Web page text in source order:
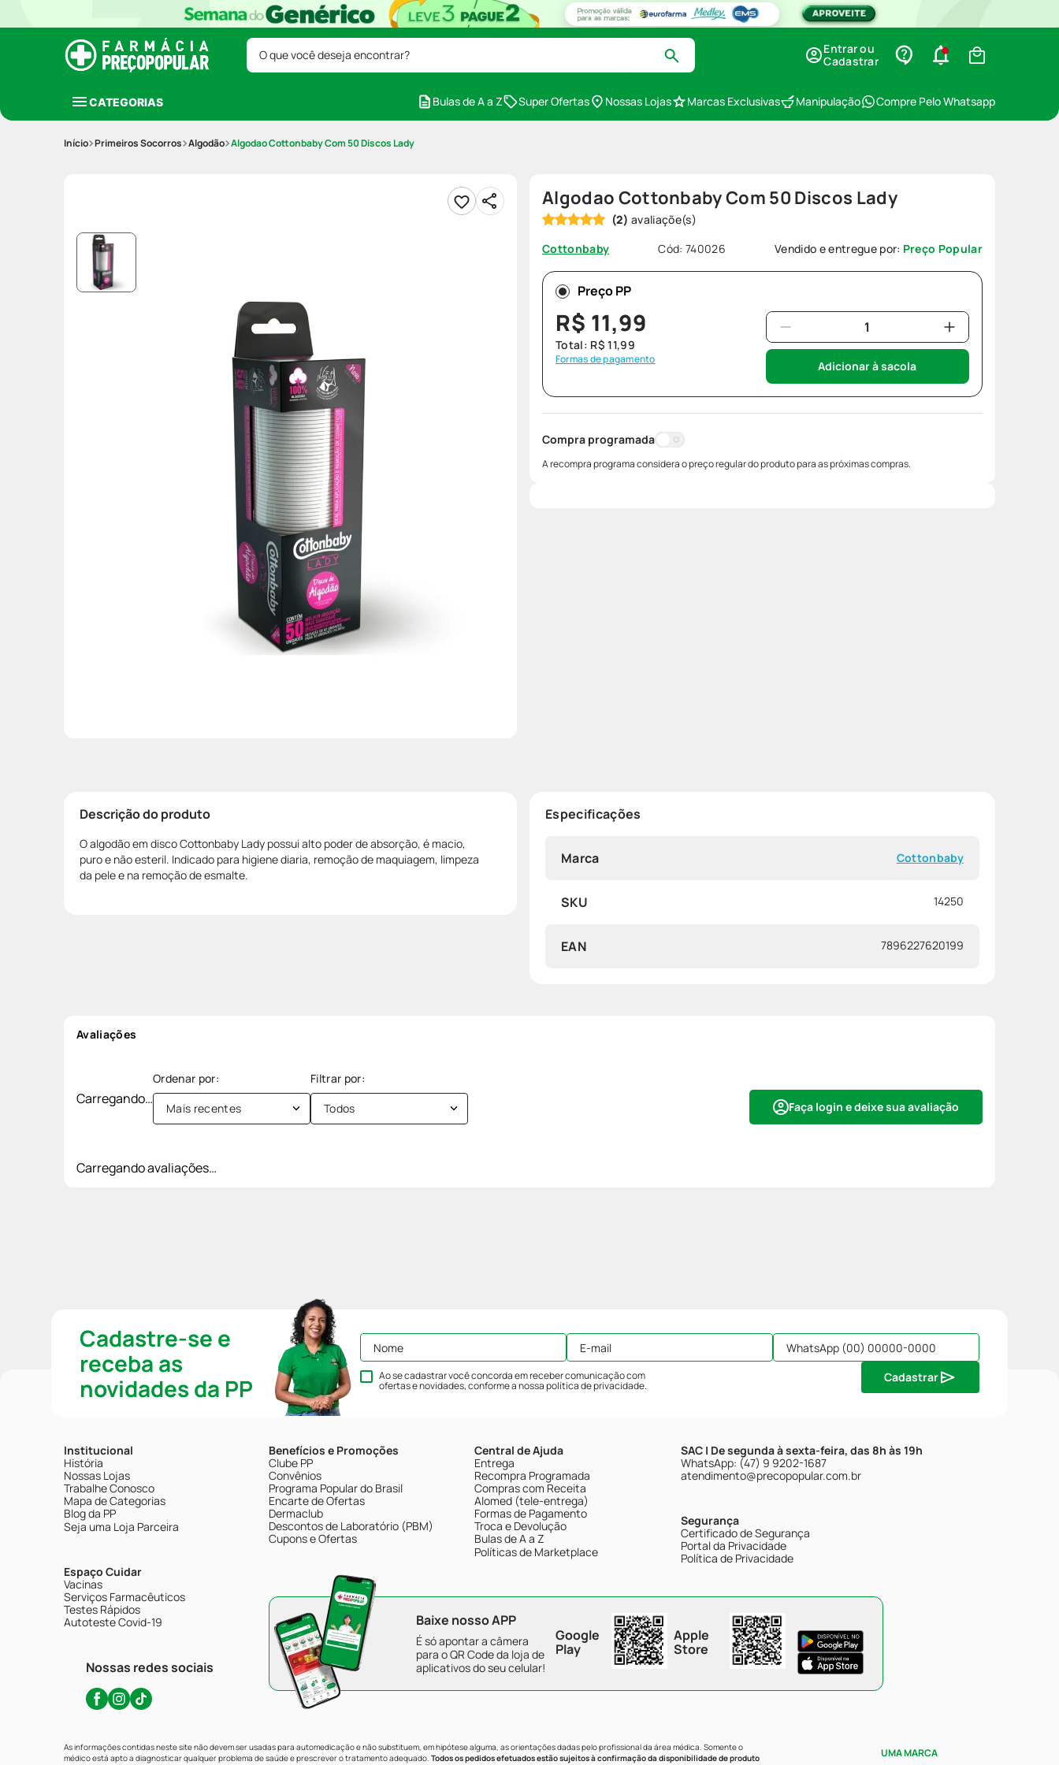
O que você deseja encontrar?
Entrar ou
Cadastrar
CATEGORIAS Bulas de A a Z Super Ofertas Nossas Lojas Marcas Exclusivas Manipulação Compre Pelo Whatsapp
Primeiros Socorros Algodão Algodao Cottonbaby Com 50 Discos Lady
Algodao Cottonbaby Com 50 Discos Lady
(2)
Cottonbaby
Cód:740026 Vendido e entregue por: Preço Popular
Preço PP
R$ 11,99
Total: R$ 11,99
Formas de pagamento Adicionar à sacola
Compra programada
A recompra programa considera o preço regular do produto para as próximas compras.
Descrição do produto
O algodão em disco Cottonbaby Lady possui alto poder de absorção, é macio,
puro e não esteril. Indicado para higiene diaria, remoção de maquiagem, limpeza
da pele e na remoção de esmalte.
Especificações
Marca Cottonbaby
SKU 14250
EAN 7896227620199
Avaliações
Carregando… Faça login e deixe sua avaliação
Mais recentes Todos
Carregando avaliações…
Cadastre-se e
receba as
novidades da PP
Ao se cadastrar você concorda em receber comunicação com
ofertas e novidades, conforme a nossapolítica de privacidade.
Cadastrar
Institucional
História
Nossas Lojas
Trabalhe Conosco
Mapa de Categorias
Blog da PP
Seja uma Loja Parceira
Espaço Cuidar
Vacinas
Serviços Farmacêuticos
Testes Rápidos
Autoteste Covid-19
Nossas redes sociais
Benefícios e Promoções
Clube PP
Convênios
Programa Popular do Brasil
Encarte de Ofertas
Dermaclub
Descontos de Laboratório (PBM)
Cupons e Ofertas
Central de Ajuda
Entrega
Recompra Programada
Compras com Receita
Alomed (tele-entrega)
Formas de Pagamento
Troca e Devolução
Bulas de A a Z
Políticas de Marketplace
SAC | De segunda à sexta-feira, das 8h às 19h
WhatsApp: (47) 9 9202-1687
atendimento@precopopular.com.br
Segurança
Certificado de Segurança
Portal da Privacidade
Política de Privacidade
Baixe nosso APP
É só apontar a câmera
para o QR Code da loja de
aplicativos do seu celular!
Google
Play
Apple
Store
As informações contidas neste site não devem ser usadas para automedicação e não substituem, em hipótese alguma, as orientações dadas pelo profissional da área médica. Somente o
médico está apto a diagnosticar qualquer problema de saúde e prescrever o tratamento adequado. Todos os pedidos efetuados estão sujeitos à confirmação da disponibilidade de produto
UMA MARCA